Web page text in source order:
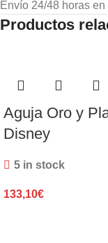
Envío 24/48 horas
Productos
Aguja Oro y
Disney
5 in stock
133,10€